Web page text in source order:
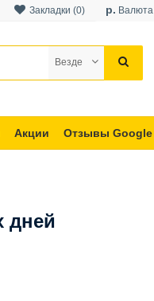
р. Валюта
Закладки (0)
Везде
Акции Отзывы Google
дней